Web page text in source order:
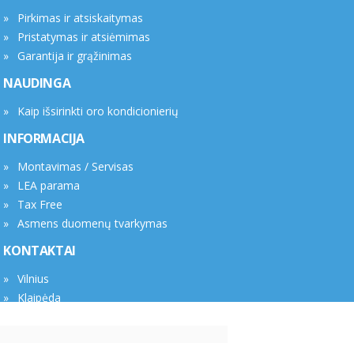
Pirkimas ir atsiskaitymas
Pristatymas ir atsiėmimas
Garantija ir grąžinimas
NAUDINGA
Kaip išsirinkti oro kondicionierių
INFORMACIJA
Montavimas / Servisas
LEA parama
Tax Free
Asmens duomenų tvarkymas
KONTAKTAI
Vilnius
Klaipėda